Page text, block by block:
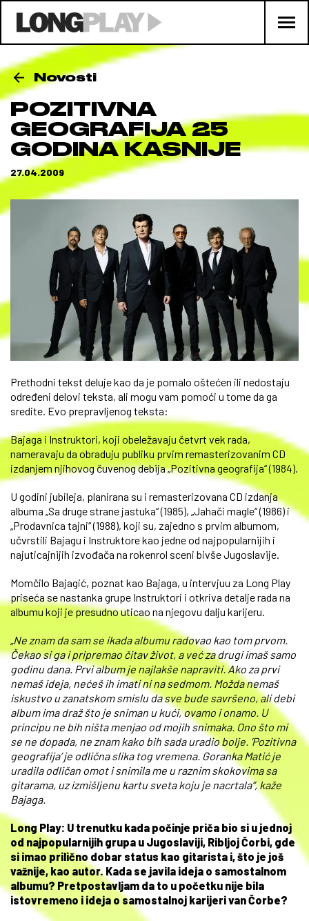
Novosti
POZITIVNA
GEOGRAFIJA 25
GODINA KASNIJE
27.04.2009
Prethodni tekst deluje kao da je pomalo oštećen ili nedostaju
određeni delovi teksta, ali mogu vam pomoći u tome da ga
sredite. Evo prepravljenog teksta:
Bajaga i Instruktori, koji obeležavaju četvrt vek rada,
nameravaju da obraduju publiku prvim remasterizovanim CD
izdanjem njihovog čuvenog debija „Pozitivna geografija“ (1984).
U godini jubileja, planirana su i remasterizovana CD izdanja
albuma „Sa druge strane jastuka“ (1985), „Jahači magle“ (1986) i
„Prodavnica tajni“ (1988), koji su, zajedno s prvim albumom,
učvrstili Bajagu i Instruktore kao jedne od najpopularnijih i
najuticajnijih izvođača na rokenrol sceni bivše Jugoslavije.
Momčilo Bajagić, poznat kao Bajaga, u intervjuu za Long Play
priseća se nastanka grupe Instruktori i otkriva detalje rada na
albumu koji je presudno uticao na njegovu dalju karijeru.
„Ne znam da sam se ikada albumu radovao kao tom prvom.
Čekao si ga i pripremao čitav život, a već za drugi imaš samo
godinu dana. Prvi album je najlakše napraviti. Ako za prvi
nemaš ideja, nećeš ih imati ni na sedmom. Možda nemaš
iskustvo u zanatskom smislu da sve bude savršeno, ali debi
album ima draž što je sniman u kući, ovamo i onamo. U
principu ne bih ništa menjao od mojih snimaka. Ono što mi
se ne dopada, ne znam kako bih sada uradio bolje. ‘Pozitivna
geografija’ je odlična slika tog vremena. Goranka Matić je
uradila odličan omot i snimila me u raznim skokovima sa
gitarama, uz izmišljenu kartu sveta koju je nacrtala“, kaže
Bajaga.
Long Play: U trenutku kada počinje priča bio si u jednoj
od najpopularnijih grupa u Jugoslaviji, Ribljoj Čorbi, gde
si imao prilično dobar status kao gitarista i, što je još
važnije, kao autor. Kada se javila ideja o samostalnom
albumu? Pretpostavljam da to u početku nije bila
istovremeno i ideja o samostalnoj karijeri van Čorbe?